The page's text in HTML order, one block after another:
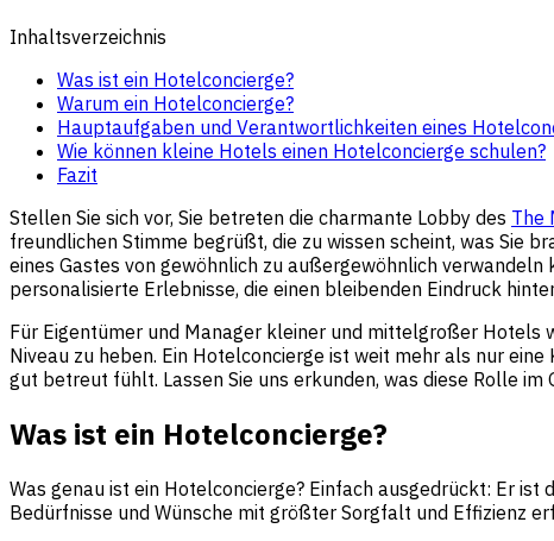
Inhaltsverzeichnis
Was ist ein Hotelconcierge?
Warum ein Hotelconcierge?
Hauptaufgaben und Verantwortlichkeiten eines
Wie können kleine Hotels einen Hotelconcierge schulen?
Fazit
Stellen Sie sich vor, Sie betreten die charmante Lobby des The
freundlichen Stimme begrüßt, die zu wissen scheint, was Sie
eines Gastes von gewöhnlich zu außergewöhnlich
personalisierte Erlebnisse, die einen bleibenden Eindruck
Für Eigentümer und Manager kleiner und mittelgroßer Hotels
Niveau zu heben. Ein Hotelconcierge ist weit mehr als nur
gut betreut fühlt. Lassen Sie uns erkunden, was diese Rolle
Was ist ein Hotelconcierge?
Was genau ist ein Hotelconcierge? Einfach ausgedrückt: Er
Bedürfnisse und Wünsche mit größter Sorgfalt und Effizienz